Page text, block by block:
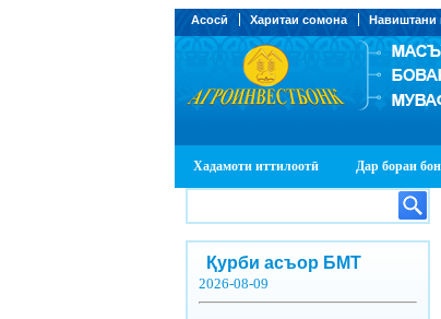
Асосӣ Харитаи сомона Навиштани
Хадамоти иттилоотӣ Дар бораи
Қурби асъор БМТ
2026-08-09